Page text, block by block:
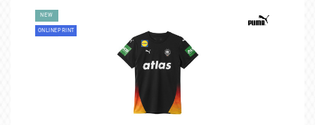
NEW
ONLINEPRINT